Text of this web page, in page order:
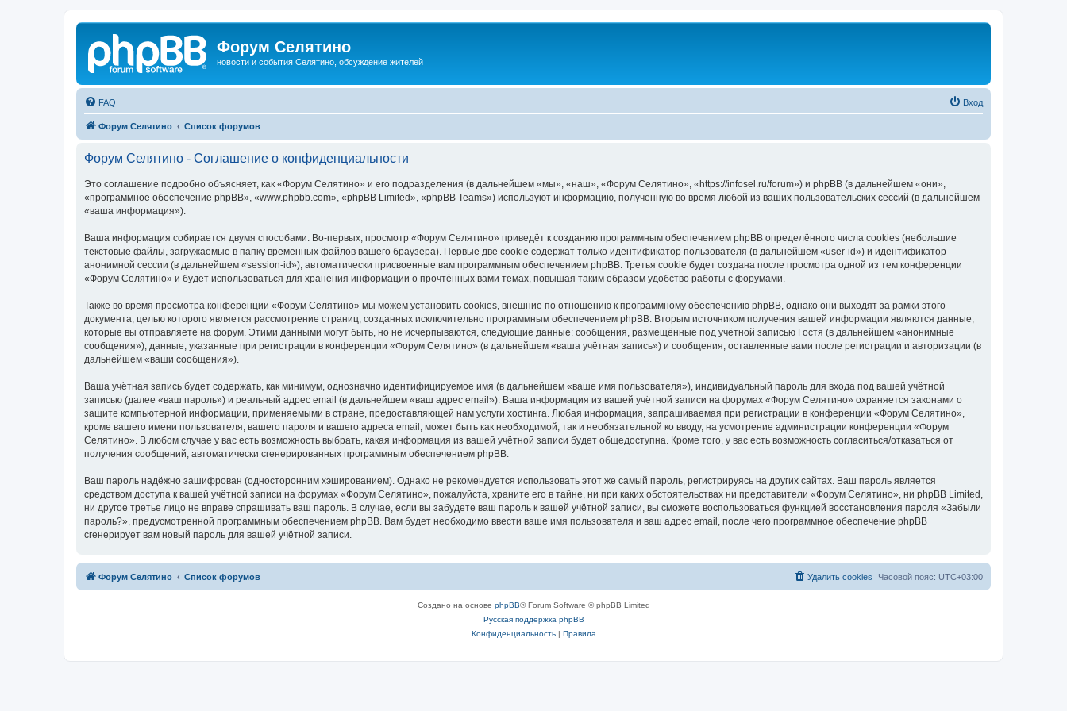
Форум Селятино
новости и события Селятино, обсуждение жителей
FAQ Вход
Форум Селятино Список форумов
Форум Селятино - Соглашение о конфиденциальности
Это соглашение подробно объясняет, как «Форум Селятино» и его подразделения (в дальнейшем «мы», «наш», «Форум Селятино», «https://infosel.ru/forum») и phpBB (в дальнейшем «они»,
«программное обеспечение phpBB», «www.phpbb.com», «phpBB Limited», «phpBB Teams») используют информацию, полученную во время любой из ваших пользовательских сессий (в дальнейшем
«ваша информация»).
Ваша информация собирается двумя способами. Во-первых, просмотр «Форум Селятино» приведёт к созданию программным обеспечением phpBB определённого числа cookies (небольшие
текстовые файлы, загружаемые в папку временных файлов вашего браузера). Первые две cookie содержат только идентификатор пользователя (в дальнейшем «user-id») и идентификатор
анонимной сессии (в дальнейшем «session-id»), автоматически присвоенные вам программным обеспечением phpBB. Третья cookie будет создана после просмотра одной из тем конференции
«Форум Селятино» и будет использоваться для хранения информации о прочтённых вами темах, повышая таким образом удобство работы с форумами.
Также во время просмотра конференции «Форум Селятино» мы можем установить cookies, внешние по отношению к программному обеспечению phpBB, однако они выходят за рамки этого
документа, целью которого является рассмотрение страниц, созданных исключительно программным обеспечением phpBB. Вторым источником получения вашей информации являются данные,
которые вы отправляете на форум. Этими данными могут быть, но не исчерпываются, следующие данные: сообщения, размещённые под учётной записью Гостя (в дальнейшем «анонимные
сообщения»), данные, указанные при регистрации в конференции «Форум Селятино» (в дальнейшем «ваша учётная запись») и сообщения, оставленные вами после регистрации и авторизации (в
дальнейшем «ваши сообщения»).
Ваша учётная запись будет содержать, как минимум, однозначно идентифицируемое имя (в дальнейшем «ваше имя пользователя»), индивидуальный пароль для входа под вашей учётной
записью (далее «ваш пароль») и реальный адрес email (в дальнейшем «ваш адрес email»). Ваша информация из вашей учётной записи на форумах «Форум Селятино» охраняется законами о
защите компьютерной информации, применяемыми в стране, предоставляющей нам услуги хостинга. Любая информация, запрашиваемая при регистрации в конференции «Форум Селятино»,
кроме вашего имени пользователя, вашего пароля и вашего адреса email, может быть как необходимой, так и необязательной ко вводу, на усмотрение администрации конференции «Форум
Селятино». В любом случае у вас есть возможность выбрать, какая информация из вашей учётной записи будет общедоступна. Кроме того, у вас есть возможность согласиться/отказаться от
получения сообщений, автоматически сгенерированных программным обеспечением phpBB.
Ваш пароль надёжно зашифрован (односторонним хэшированием). Однако не рекомендуется использовать этот же самый пароль, регистрируясь на других сайтах. Ваш пароль является
средством доступа к вашей учётной записи на форумах «Форум Селятино», пожалуйста, храните его в тайне, ни при каких обстоятельствах ни представители «Форум Селятино», ни phpBB Limited,
ни другое третье лицо не вправе спрашивать ваш пароль. В случае, если вы забудете ваш пароль к вашей учётной записи, вы сможете воспользоваться функцией восстановления пароля «Забыли
пароль?», предусмотренной программным обеспечением phpBB. Вам будет необходимо ввести ваше имя пользователя и ваш адрес email, после чего программное обеспечение phpBB
сгенерирует вам новый пароль для вашей учётной записи.
Форум Селятино Список форумов Часовой пояс: UTC+03:00
Удалить cookies
Создано на основе phpBB® Forum Software © phpBB Limited
Русская поддержка phpBB
Конфиденциальность| Правила